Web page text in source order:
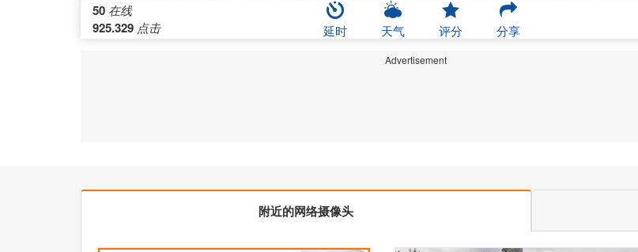
50 在线
925.329 点击 延时 天气 评分 分享
Advertisement
附近的网络摄像头